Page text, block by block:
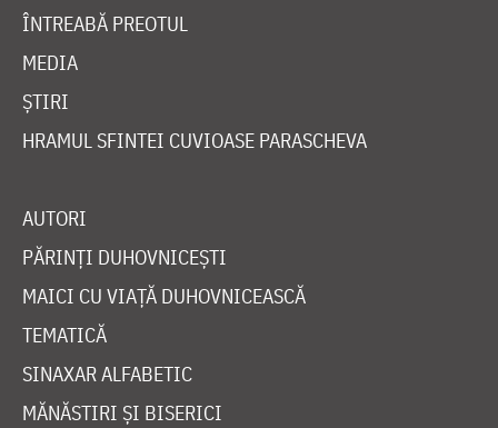
ÎNTREABĂ PREOTUL
MEDIA
ȘTIRI
HRAMUL SFINTEI CUVIOASE PARASCHEVA
AUTORI
PĂRINȚI DUHOVNICEȘTI
MAICI CU VIAȚĂ DUHOVNICEASCĂ
TEMATICĂ
SINAXAR ALFABETIC
MĂNĂSTIRI ȘI BISERICI